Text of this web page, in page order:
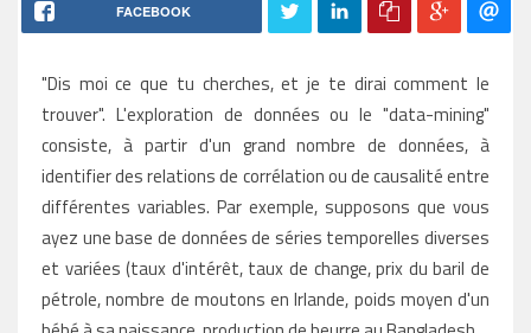
FACEBOOK
"Dis moi ce que tu cherches, et je te dirai comment le
trouver". L'exploration de données ou le "data-mining"
consiste, à partir d'un grand nombre de données, à
identifier des relations de corrélation ou de causalité entre
différentes variables. Par exemple, supposons que vous
ayez une base de données de séries temporelles diverses
et variées (taux d'intérêt, taux de change,prix du baril de
pétrole, nombre de moutons en Irlande, poids moyen d'un